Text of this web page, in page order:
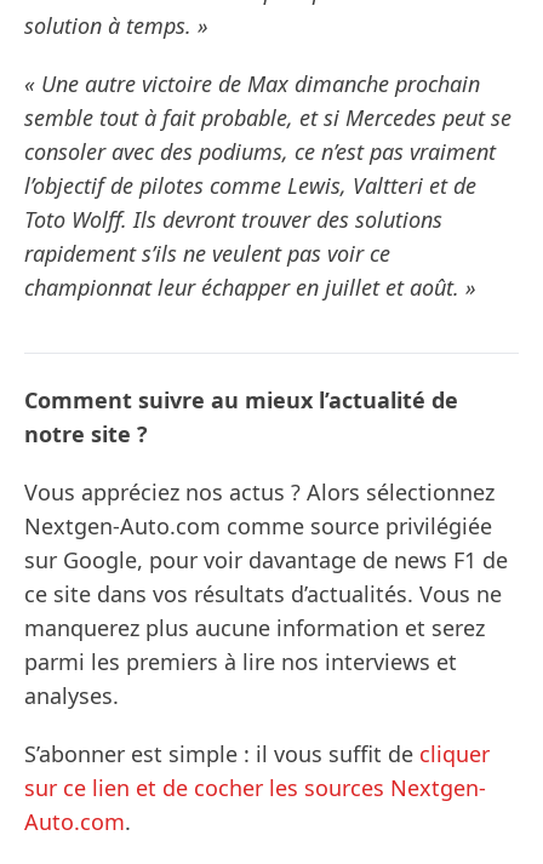
solution à temps. »
« Une autre victoire de Max dimanche prochain
semble tout à fait probable, et si Mercedes peut se
consoler avec des podiums, ce n’est pas vraiment
l’objectif de pilotes comme Lewis, Valtteri et de
Toto Wolff. Ils devront trouver des solutions
rapidement s’ils ne veulent pas voir ce
championnat leur échapper en juillet et août. »
Comment suivre au mieux l’actualité de
notre site ?
Vous appréciez nos actus ? Alors sélectionnez
Nextgen-Auto.com comme source privilégiée
sur Google, pour voir davantage de news F1 de
ce site dans vos résultats d’actualités. Vous ne
manquerez plus aucune information et serez
parmi les premiers à lire nos interviews et
analyses.
S’abonner est simple : il vous suffit de cliquer
sur ce lien et de cocher les sources Nextgen-
Auto.com.